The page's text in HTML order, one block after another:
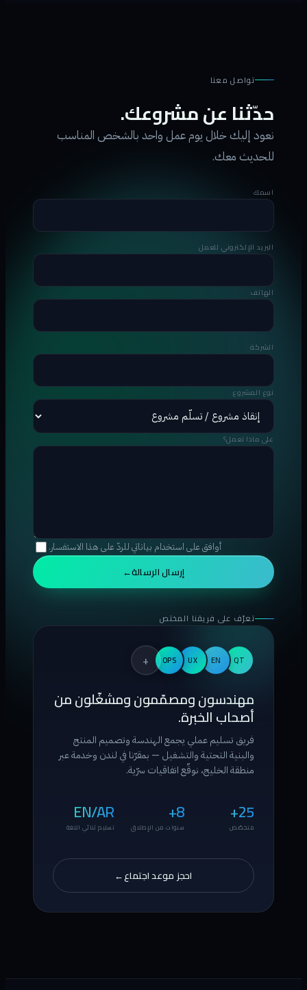
تواصل معنا
حدّثنا عن مشروعك.
نعود إليك خلال يوم عمل واحد بالشخص المناسب
للحديث معك.
اسمك
البريد الإلكتروني للعمل
الهاتف
الشركة
نوع المشروع
على ماذا تعمل؟
أوافق على استخدام بياناتي للردّ على هذا الاستفسار.
إرسال الرسالة→
تعرّف على فريقنا المختص
QT
EN
UX
OPS
+
مهندسون ومصمّمون ومشغّلون من
أصحاب الخبرة.
فريق تسليم عملي يجمع الهندسة وتصميم المنتج
والبنية التحتية والتشغيل — بمقرّنا في لندن وخدمة عبر
منطقة الخليج، نوقّع اتفاقيات سرّية.
25+
متخصّص
8+
سنوات من الإطلاق
EN/AR
تسليم ثنائي اللغة
احجز موعد اجتماع→